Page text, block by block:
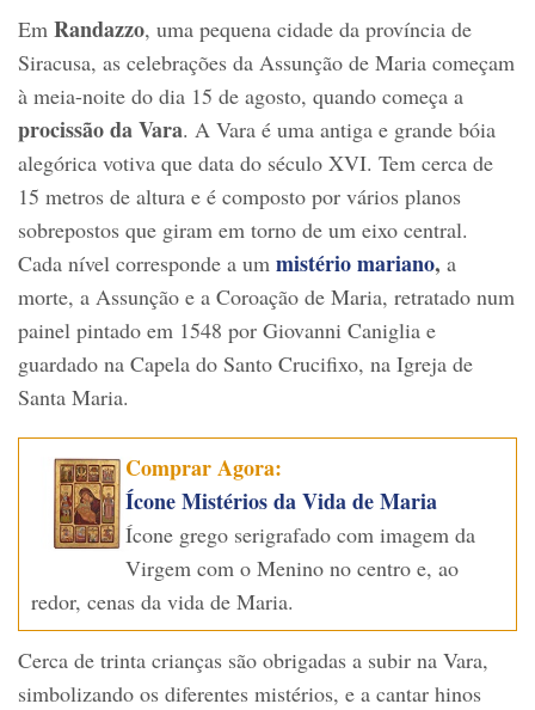
Em Randazzo, uma pequena cidade da província de
Siracusa, as celebrações da Assunção de Maria começam
à meia-noite do dia 15 de agosto, quando começa a
procissão da Vara. A Vara é uma antiga e grande bóia
alegórica votiva que data do século XVI. Tem cerca de
15 metros de altura e é composto por vários planos
sobrepostos que giram em torno de um eixo central.
Cada nível corresponde a um mistério mariano, a
morte, a Assunção e a Coroação de Maria, retratado num
painel pintado em 1548 por Giovanni Caniglia e
guardado na Capela do Santo Crucifixo, na Igreja de
Santa Maria.
Comprar Agora:
Ícone Mistérios da Vida de Maria
Ícone grego serigrafado com imagem da
Virgem com o Menino no centro e, ao
redor, cenas da vida de Maria.
Cerca de trinta crianças são obrigadas a subir na Vara,
simbolizando os diferentes mistérios, e a cantar hinos